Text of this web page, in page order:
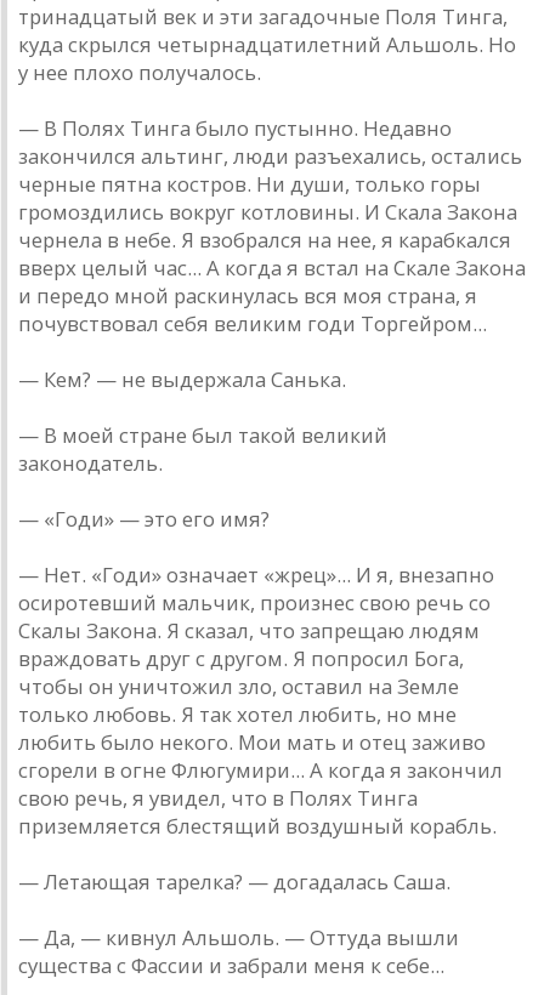
тринадцатый век и эти загадочные Поля Тинга,
куда скрылся четырнадцатилетний Альшоль. Но
у нее плохо получалось.
— В Полях Тинга было пустынно. Недавно
закончился альтинг, люди разъехались, остались
черные пятна костров. Ни души, только горы
громоздились вокруг котловины. И Скала Закона
чернела в небе. Я взобрался на нее, я карабкался
вверх целый час... А когда я встал на Скале Закона
и передо мной раскинулась вся моя страна, я
почувствовал себя великим годи Торгейром...
— Кем? — не выдержала Санька.
— В моей стране был такой великий
законодатель.
— «Годи» — это его имя?
— Нет. «Годи» означает «жрец»... И я, внезапно
осиротевший мальчик, произнес свою речь со
Скалы Закона. Я сказал, что запрещаю людям
враждовать друг с другом. Я попросил Бога,
чтобы он уничтожил зло, оставил на Земле
только любовь. Я так хотел любить, но мне
любить было некого. Мои мать и отец заживо
сгорели в огне Флюгумири... А когда я закончил
свою речь, я увидел, что в Полях Тинга
приземляется блестящий воздушный корабль.
— Летающая тарелка? — догадалась Саша.
— Да, — кивнул Альшоль. — Оттуда вышли
существа с Фассии и забрали меня к себе...